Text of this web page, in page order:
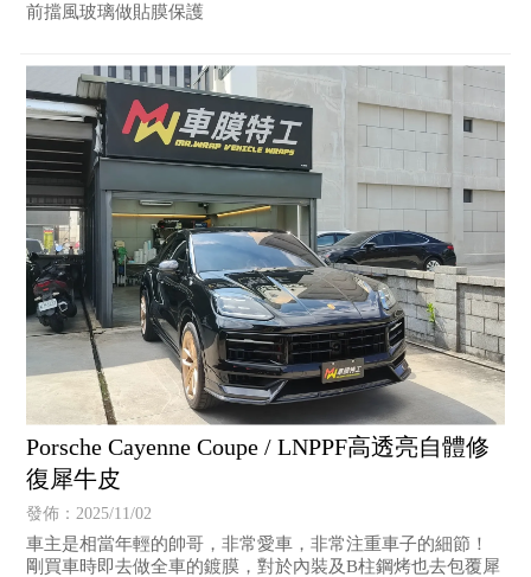
前擋風玻璃做貼膜保護
Porsche Cayenne Coupe / LNPPF高透亮自體修
復犀牛皮
發佈：2025/11/02
車主是相當年輕的帥哥，非常愛車，非常注重車子的細節！
剛買車時即去做全車的鍍膜，對於內裝及B柱鋼烤也去包覆犀